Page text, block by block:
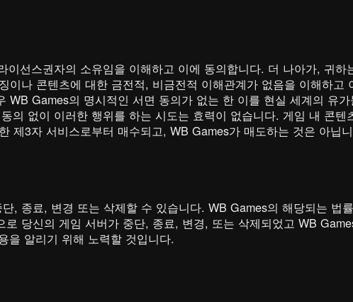
선스권자의 소유임을 이해하고 이에 동의합니다. 더 나아가, 귀하
나 콘텐츠에 대한 금전적, 비금전적 이해관계가 없음을 이해하고
Games의 명시적인 서면 동의가 없는 한 이를 현실 세계의 유가
의 없이 이러한 행위를 하는 시도는 효력이 없습니다. 게임 내 콘텐
제3자 서비스로부터 매수되고, WB Games가 매도하는 것은 아닙
, 종료, 변경 또는 삭제할 수 있습니다. WB Games의 해당되는 법
당신의 게임 서버가 중단, 종료, 변경, 또는 삭제되었고 WB
을 알리기 위해 노력할 것입니다.